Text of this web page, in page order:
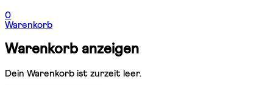
0
Warenkorb
Warenkorb anzeigen
Dein Warenkorb ist zurzeit leer.